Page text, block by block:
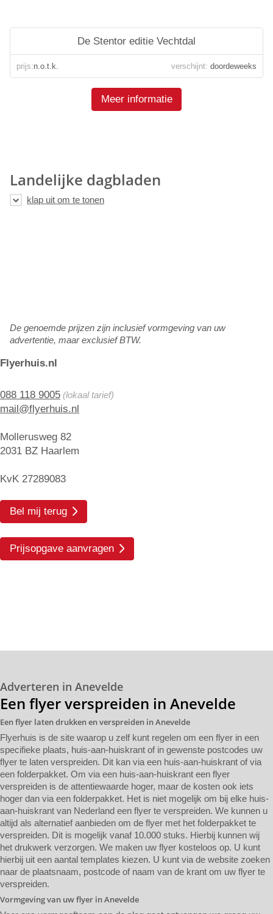
Flyerhuis.nl
088 118 9005 (lokaal tarief)
mail@flyerhuis.nl
Mollerusweg 82
2031 BZ Haarlem
KvK 27289083
Bel mij terug
Prijsopgave aanvragen
De Stentor editie Vechtdal
prijs:n.o.t.k. verschijnt: doordeweeks
Meer informatie
Landelijke dagbladen
De genoemde prijzen zijn inclusief vormgeving van uw
advertentie, maar exclusief BTW.
Adverteren in Anevelde
Een flyer verspreiden in Anevelde
Een flyer laten drukken en verspreiden in Anevelde
Flyerhuis is de site waarop u zelf kunt regelen om een flyer in een
specifieke plaats, huis-aan-huiskrant of in gewenste postcodes uw
flyer te laten verspreiden. Dit kan via een huis-aan-huiskrant of via
een folderpakket. Om via een huis-aan-huiskrant een flyer
verspreiden is de attentiewaarde hoger, maar de kosten ook iets
hoger dan via een folderpakket. Het is niet mogelijk om bij elke huis-
aan-huiskrant van Nederland een flyer te verspreiden. We kunnen u
altijd als alternatief aanbieden om de flyer met het folderpakket te
verspreiden. Dit is mogelijk vanaf 10.000 stuks. Hierbij kunnen wij
het drukwerk verzorgen. We maken uw flyer kosteloos op. U kunt
hierbij uit een aantal templates kiezen. U kunt via de website zoeken
naar de plaatsnaam, postcode of naam van de krant om uw flyer te
verspreiden.
Vormgeving van uw flyer in Anevelde